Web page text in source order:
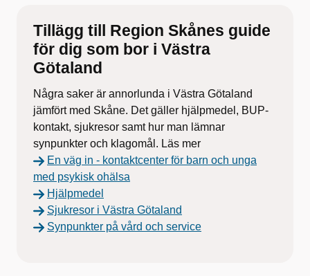
Tillägg till Region Skånes guide
för dig som bor i Västra
Götaland
Några saker är annorlunda i Västra Götaland
jämfört med Skåne. Det gäller hjälpmedel, BUP-
kontakt, sjukresor samt hur man lämnar
synpunkter och klagomål. Läs mer
En väg in - kontaktcenter för barn och unga
med psykisk ohälsa
Hjälpmedel
Sjukresor i Västra Götaland
Synpunkter på vård och service